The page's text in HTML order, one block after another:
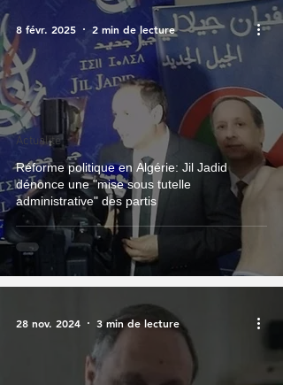
Réforme politique en Algérie: Jil Jadid
dénonce une "mise sous tutelle
administrative" des partis
Actualité
8 févr. 2025 2 min de lecture
28 nov. 2024 3 min de lecture